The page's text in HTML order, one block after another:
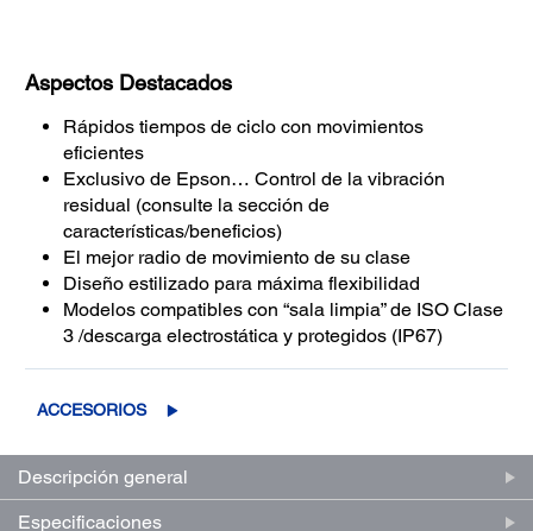
Aspectos Destacados
Rápidos tiempos de ciclo con movimientos
eficientes
Exclusivo de Epson… Control de la vibración
residual (consulte la sección de
características/beneficios)
El mejor radio de movimiento de su clase
Diseño estilizado para máxima flexibilidad
Modelos compatibles con “sala limpia” de ISO Clase
3 /descarga electrostática y protegidos (IP67)
ACCESORIOS
Descripción general
Especificaciones